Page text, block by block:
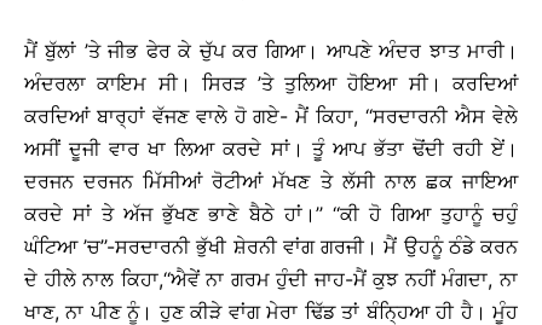
ਮੈਂ ਬੁੱਲਾਂ ’ਤੇ ਜੀਭ ਫੇਰ ਕੇ ਚੁੱਪ ਕਰ ਗਿਆ। ਆਪਣੇ ਅੰਦਰ ਝਾਤ ਮਾਰੀ।
ਅੰਦਰਲਾ ਕਾਇਮ ਸੀ। ਸਿਰੜ ’ਤੇ ਤੁਲਿਆ ਹੋਇਆ ਸੀ। ਕਰਦਿਆਂ
ਕਰਦਿਆਂ ਬਾਰ੍ਹਾਂ ਵੱਜਣ ਵਾਲੇ ਹੋ ਗਏ- ਮੈਂ ਕਿਹਾ, ‘‘ਸਰਦਾਰਨੀ ਐਸ ਵੇਲੇ
ਅਸੀਂ ਦੂਜੀ ਵਾਰ ਖਾ ਲਿਆ ਕਰਦੇ ਸਾਂ। ਤੂੰ ਆਪ ਭੱਤਾ ਢੋਂਦੀ ਰਹੀ ਏਂ।
ਦਰਜਨ ਦਰਜਨ ਮਿੱਸੀਆਂ ਰੋਟੀਆਂ ਮੱਖਣ ਤੇ ਲੱਸੀ ਨਾਲ ਛਕ ਜਾਇਆ
ਕਰਦੇ ਸਾਂ ਤੇ ਅੱਜ ਭੁੱਖਣ ਭਾਣੇ ਬੈਠੇ ਹਾਂ।’’ ‘‘ਕੀ ਹੋ ਗਿਆ ਤੁਹਾਨੂੰ ਚਹੁੰ
ਘੰਟਿਆ ’ਚ’’-ਸਰਦਾਰਨੀ ਭੁੱਖੀ ਸ਼ੇਰਨੀ ਵਾਂਗ ਗਰਜੀ। ਮੈਂ ਉਹਨੂੰ ਠੰਡੇ ਕਰਨ
ਦੇ ਹੀਲੇ ਨਾਲ ਕਿਹਾ,‘‘ਐਵੇਂ ਨਾ ਗਰਮ ਹੁੰਦੀ ਜਾਹ-ਮੈਂ ਕੁਝ ਨਹੀਂ ਮੰਗਦਾ, ਨਾ
ਖਾਣ, ਨਾ ਪੀਣ ਨੂੰ। ਹੁਣ ਕੀੜੇ ਵਾਂਗ ਮੇਰਾ ਢਿੱਡ ਤਾਂ ਬੰਨ੍ਹਿਆ ਹੀ ਹੈ। ਮੂੰਹ